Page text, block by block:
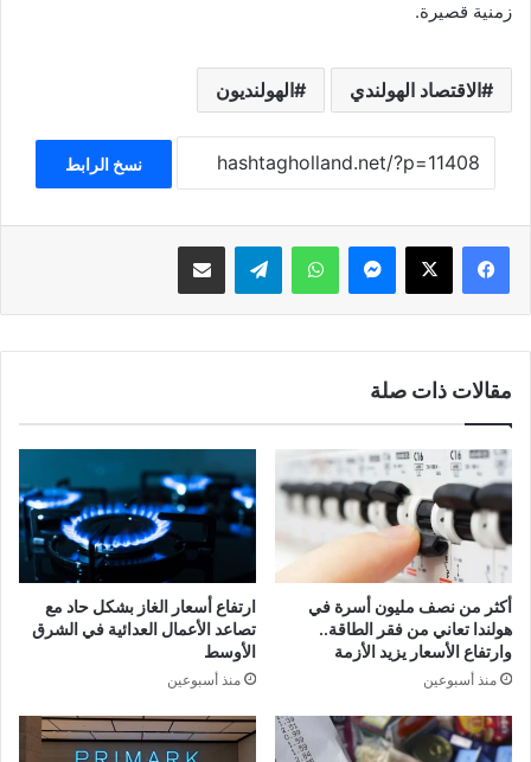
زمنية قصيرة.
الاقتصاد الهولندي الهولنديون
نسخ الرابط
فيسبوك ‫X ماسنجر واتساب تيلقرام مشاركة عبر البريد
مقالات ذات صلة
أكثر من نصف مليون أسرة في
هولندا تعاني من فقر الطاقة..
وارتفاع الأسعار يزيد الأزمة
منذ أسبوعين
ارتفاع أسعار الغاز بشكل حاد مع
تصاعد الأعمال العدائية في الشرق
الأوسط
منذ أسبوعين